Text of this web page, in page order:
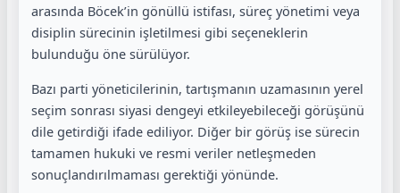
arasında Böcek’in gönüllü istifası, süreç yönetimi veya
disiplin sürecinin işletilmesi gibi seçeneklerin
bulunduğu öne sürülüyor.
Bazı parti yöneticilerinin, tartışmanın uzamasının yerel
seçim sonrası siyasi dengeyi etkileyebileceği görüşünü
dile getirdiği ifade ediliyor. Diğer bir görüş ise sürecin
tamamen hukuki ve resmi veriler netleşmeden
sonuçlandırılmaması gerektiği yönünde.